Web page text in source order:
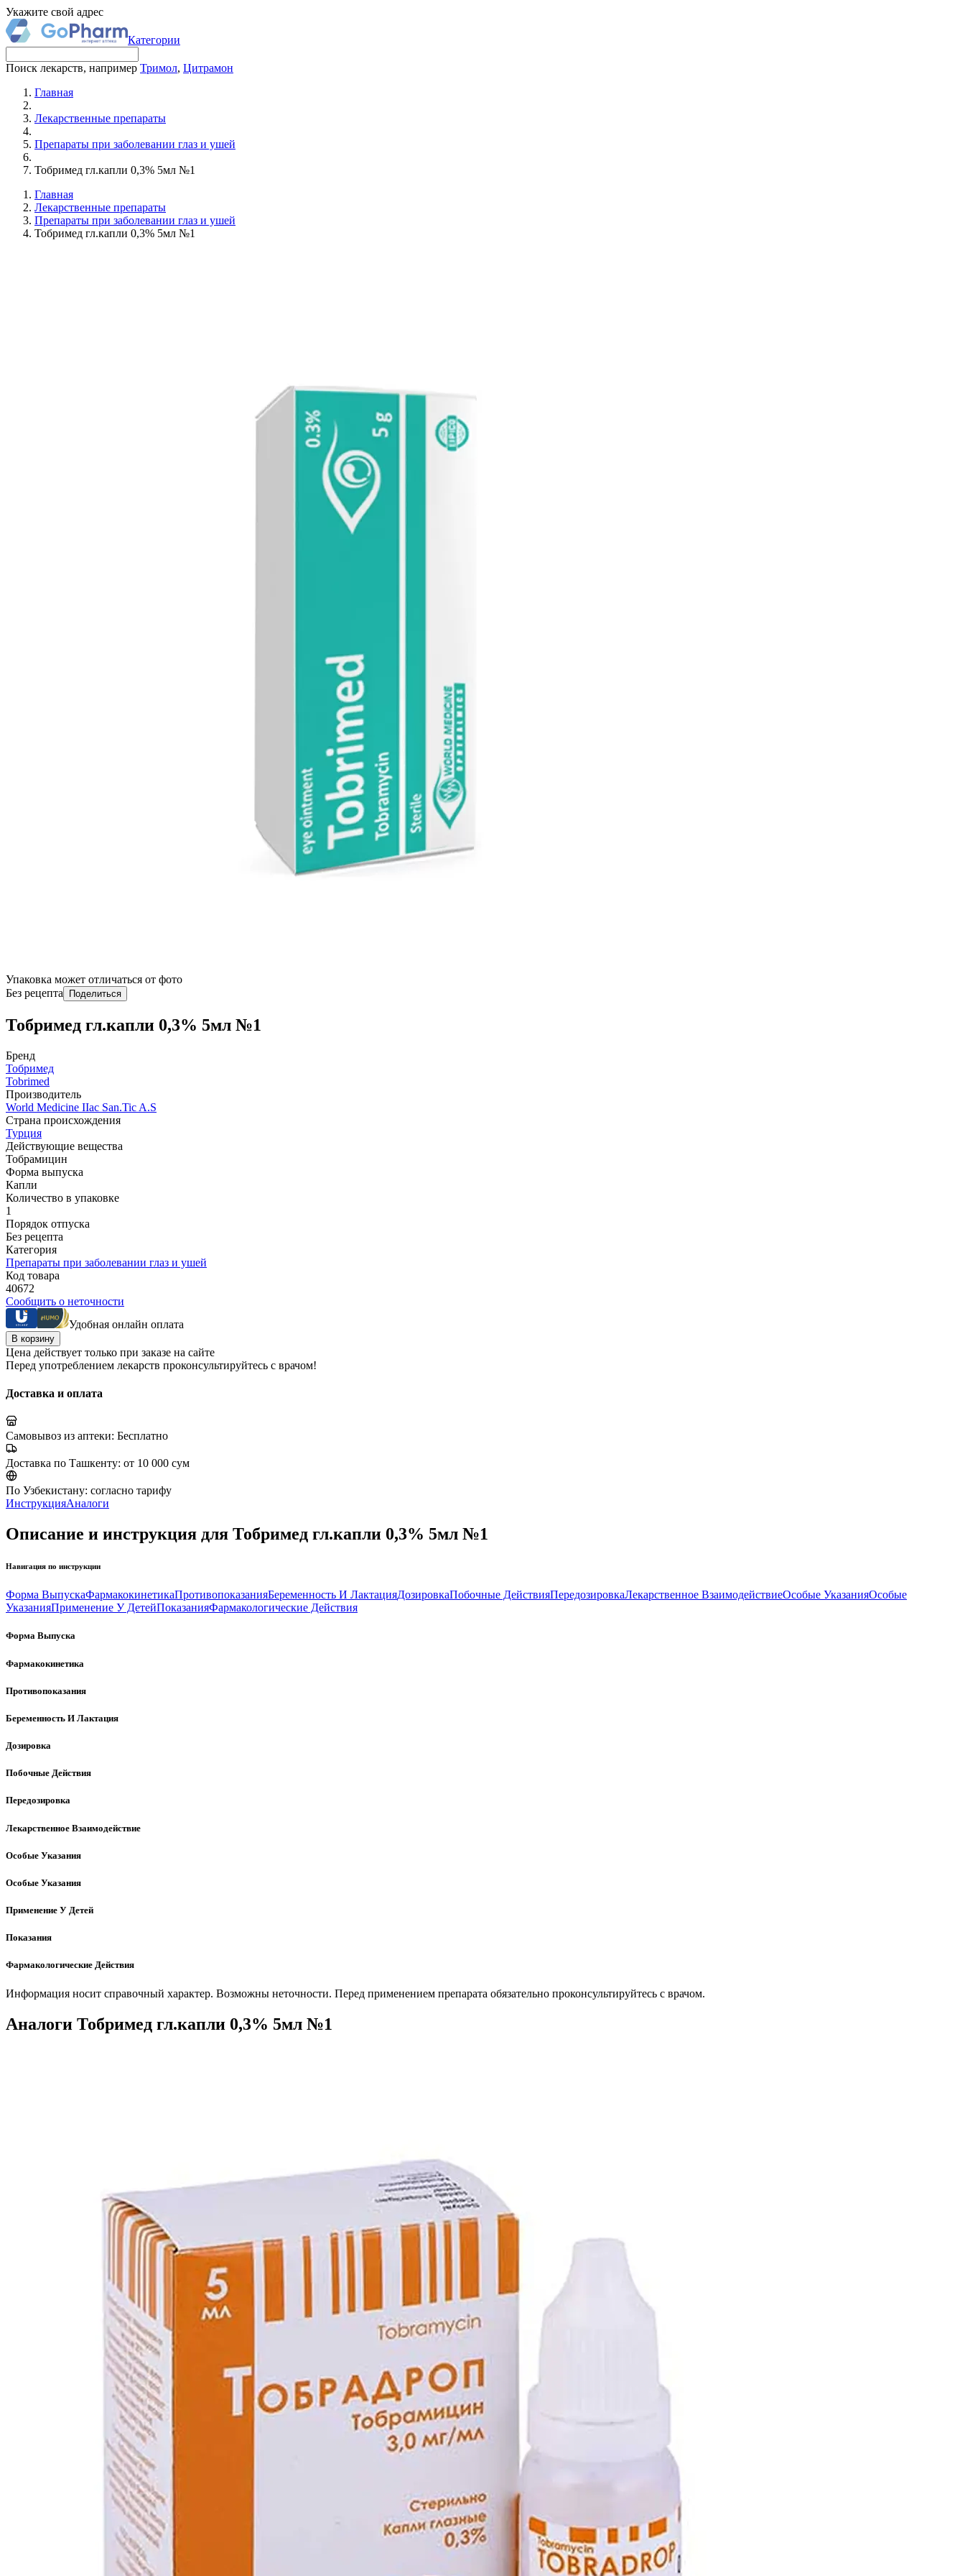
Укажите свой адрес
Категории
Поиск лекарств, например Тримол, Цитрамон
Главная
Лекарственные препараты
Препараты при заболевании глаз и ушей
Тобримед гл.капли 0,3% 5мл №1
Главная
Лекарственные препараты
Препараты при заболевании глаз и ушей
Тобримед гл.капли 0,3% 5мл №1
Упаковка может отличаться от фото
Без рецепта
Поделиться
Тобримед гл.капли 0,3% 5мл №1
Бренд
Тобримед
Tobrimed
Производитель
World Мedicine IIac San.Tic A.S
Страна происхождения
Турция
Действующие вещества
Тобрамицин
Форма выпуска
Капли
Количество в упаковке
1
Порядок отпуска
Без рецепта
Категория
Препараты при заболевании глаз и ушей
Код товара
40672
Сообщить о неточности
Удобная онлайн оплата
В корзину
Цена действует только при заказе на сайте
Перед употреблением лекарств проконсультируйтесь с врачом!
Доставка и оплата
Самовывоз из аптеки: Бесплатно
Доставка по Ташкенту: от 10 000 сум
По Узбекистану: согласно тарифу
ИнструкцияАналоги
Описание и инструкция для Тобримед гл.капли 0,3% 5мл №1
Навигация по инструкции
Форма ВыпускаФармакокинетикаПротивопоказанияБеременность И ЛактацияДозировкаПобочные ДействияПередозировкаЛекарственное ВзаимодействиеОсобые УказанияОсобые
УказанияПрименение У ДетейПоказанияФармакологические Действия
Форма Выпуска
Фармакокинетика
Противопоказания
Беременность И Лактация
Дозировка
Побочные Действия
Передозировка
Лекарственное Взаимодействие
Особые Указания
Особые Указания
Применение У Детей
Показания
Фармакологические Действия
Информация носит справочный характер. Возможны неточности. Перед применением препарата обязательно проконсультируйтесь с врачом.
Аналоги Тобримед гл.капли 0,3% 5мл №1